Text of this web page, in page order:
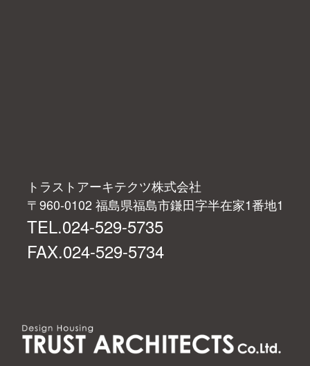
トラストアーキテクツ株式会社
〒960-0102 福島県福島市鎌田字半在家1番地1
TEL.024-529-5735
FAX.024-529-5734